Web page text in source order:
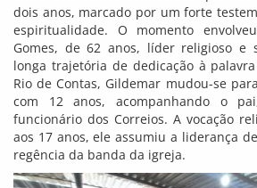
dois anos, marcado por um forte
espiritualidade. O momento
Gomes, de 62 anos, líder religioso e
longa trajetória de dedicação à
Rio de Contas, Gildemar mudou-se
com 12 anos, acompanhando o
funcionário dos Correios. A vocação
aos 17 anos, ele assumiu a liderança
regência da banda da igreja.